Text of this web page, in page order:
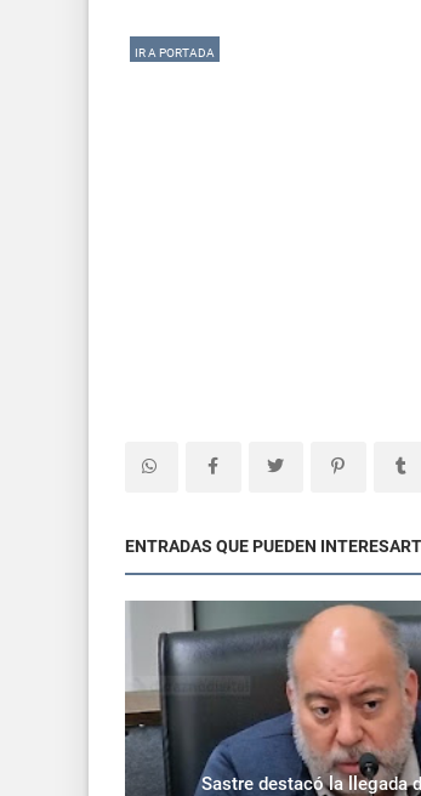
IR A PORTADA
ENTRADAS QUE PUEDEN
Sastre destacó la llegada